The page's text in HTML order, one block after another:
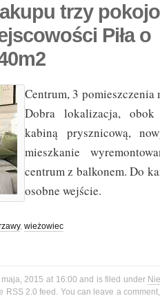
trzy
Piła o
Centrum, 3 pomieszczenia
Dobra lokalizacja,
kabiną prysznicową,
mieszkanie
centrum z balkonem. Do
osobne wejście.
, wieżowiec
2015 at 16:00 and is filed under
RSS 2.0 feed. You can leave a comment